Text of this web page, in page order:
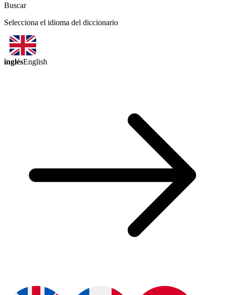
Buscar
Selecciona el idioma del diccionario
inglésEnglish